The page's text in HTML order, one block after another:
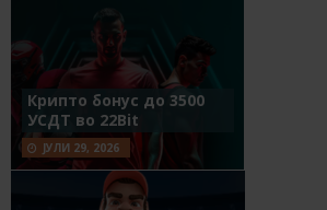
Крипто бонус до 3500
УСДТ во 22Bit
ЈУЛИ 29, 2026